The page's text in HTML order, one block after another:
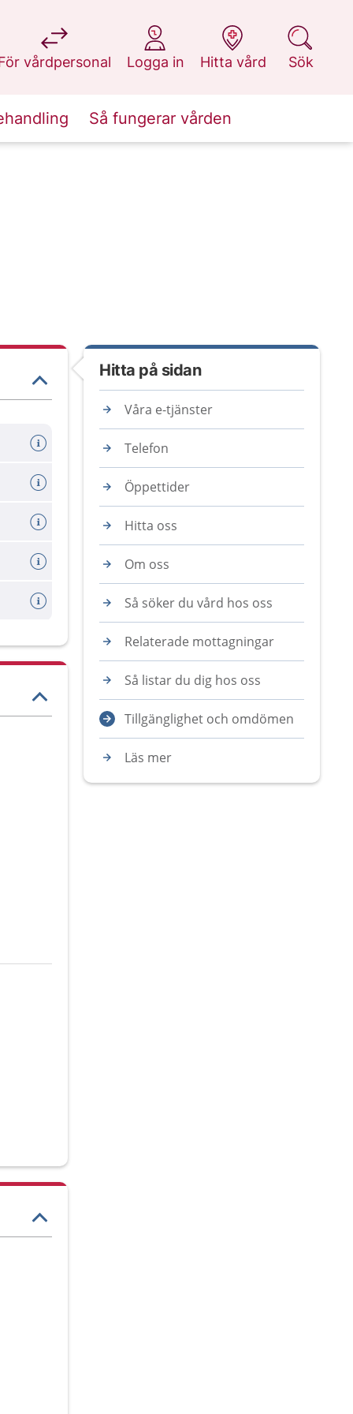
vårdpersonal
på 1177.se
Logga in
på 1177.se
Hitta vård
på 1177.se
Sök
på 1177.se
Så fungerar vården
Hitta på sidan
Våra e-tjänster
Telefon
Öppettider
Hitta oss
Om oss
Så söker du vård hos oss
Relaterade mottagningar
Så listar du dig hos oss
Tillgänglighet och omdömen
Läs mer